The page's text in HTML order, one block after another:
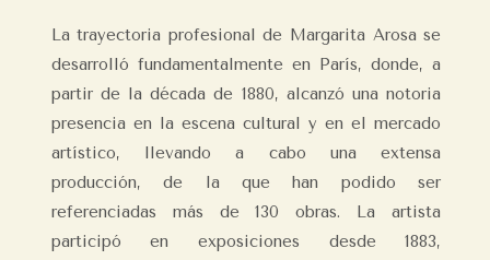
La trayectoria profesional de Margarita Arosa se
desarrolló fundamentalmente en París, donde, a
partir de la década de 1880, alcanzó una notoria
presencia en la escena cultural y en el mercado
artístico, llevando a cabo una extensa
producción, de la que han podido ser
referenciadas más de 130 obras. La artista
participó en exposiciones desde 1883,